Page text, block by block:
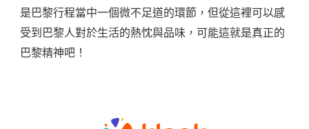
是巴黎行程當中一個微不足道的環節，但從這裡可以感
受到巴黎人對於生活的熱忱與品味，可能這就是真正的
巴黎精神吧！